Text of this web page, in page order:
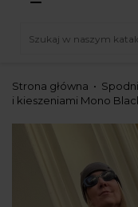
Strona główna
i kieszeniami Mono